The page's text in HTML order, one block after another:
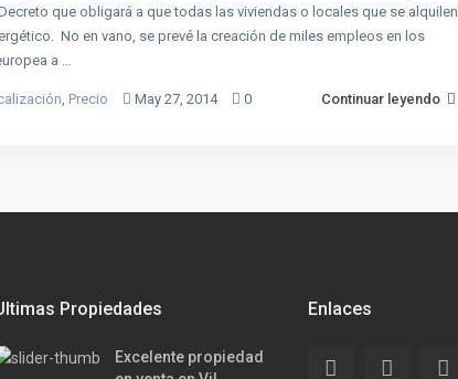
que obligará a que todas las viviendas o locales que se alquilen
No en vano, se prevé la creación de miles empleos en los
a …
, Precio May 27, 2014 0 Continuar leyendo
Propiedades
Excelente propiedad
Enlaces